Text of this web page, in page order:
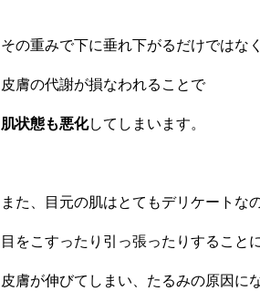
その重みで下に垂れ下がるだけではなく
皮膚の代謝が損なわれることで
肌状態も悪化してしまいます。
また、目元の肌はとてもデリケートな
目をこすったり引っ張ったりすること
皮膚が伸びてしまい、たるみの原因に